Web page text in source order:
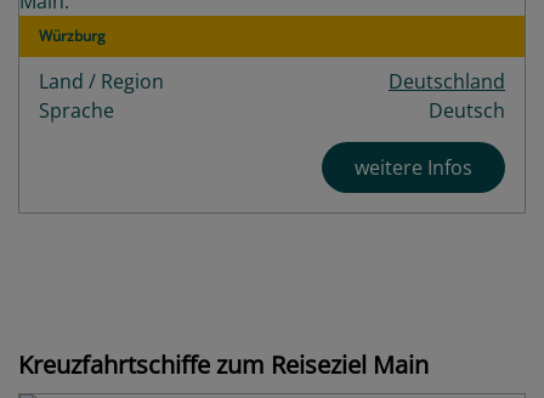
Würzburg
Land / Region
Deutschland
Sprache
Deutsch
weitere Infos
Kreuzfahrtschiffe zum Reiseziel Main